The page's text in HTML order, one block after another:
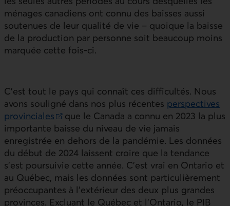
ménages canadiens ont connu des baisses aussi
soutenues de leur qualité de vie – quoique la baisse
de la production par personne soit beaucoup moins
marquée cette fois-ci.
C’est tout le pays qui connaît ces difficultés. Nous
avons souligné dans nos plus récentes perspectives
provinciales
Lien externe au site.
que le Canada a connu en 2023 la plus
importante baisse du niveau de vie jamais
enregistrée en dehors de la pandémie. Les données
du début de 2024 laissent croire que la tendance
s’est poursuivie cette année. C’est vrai en Ontario et
au Québec, mais les données sont particulièrement
préoccupantes à l’extérieur des deux plus grandes
provinces. Excluant le Québec et l’Ontario, le PIB